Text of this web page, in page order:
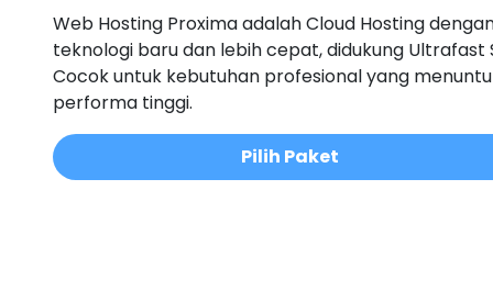
Web Hosting Proxima adalah Cloud Hosting
teknologi baru dan lebih cepat, didukung Ultrafast
Cocok untuk kebutuhan profesional yang
performa tinggi.
Pilih Paket